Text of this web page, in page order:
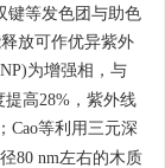
键等发色团与助色
放可作优异紫外
为增强相，与
提高28%，紫外线
；Cao等利用三元深
80 nm左右的木质